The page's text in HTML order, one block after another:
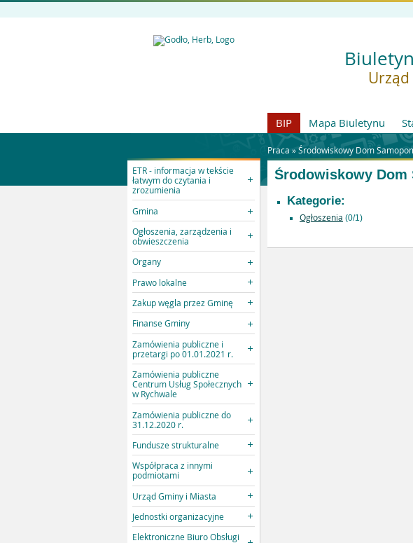
Urząd
BIP Mapa Biuletynu
Praca »Środowiskowy Dom
ETR - informacja w tekście
łatwym do czytania i
zrozumienia
Gmina
Ogłoszenia, zarządzenia i
obwieszczenia
Organy
Prawo lokalne
Zakup węgla przez Gminę
Finanse Gminy
Zamówienia publiczne i
przetargi po 01.01.2021 r.
Zamówienia publiczne
Centrum Usług Społecznych
w Rychwale
Zamówienia publiczne do
31.12.2020 r.
Fundusze strukturalne
Współpraca z innymi
podmiotami
Urząd Gminy i Miasta
Jednostki organizacyjne
Elektroniczne Biuro Obsługi
Środowiskowy Dom
Kategorie:
Ogłoszenia (0/1)